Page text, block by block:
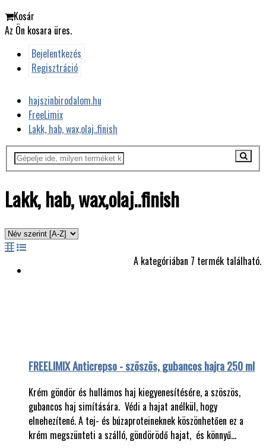
Kosár
Az Ön kosara üres.
Bejelentkezés
Regisztráció
hajszinbirodalom.hu
FreeLimix
Lakk, hab, wax,olaj..finish
Lakk, hab, wax,olaj..finish
A kategóriában 7 termék található.
FREELIMIX Anticrepso - szöszös, gubancos hajra 250 ml
Krém göndör és hullámos haj kiegyenesítésére, a szöszös,
gubancos haj simítására. Védi a hajat anélkül, hogy
elnehezítené. A tej- és búzaproteineknek köszönhetően ez a
krém megszünteti a szálló, göndörödő hajat, és könnyű…